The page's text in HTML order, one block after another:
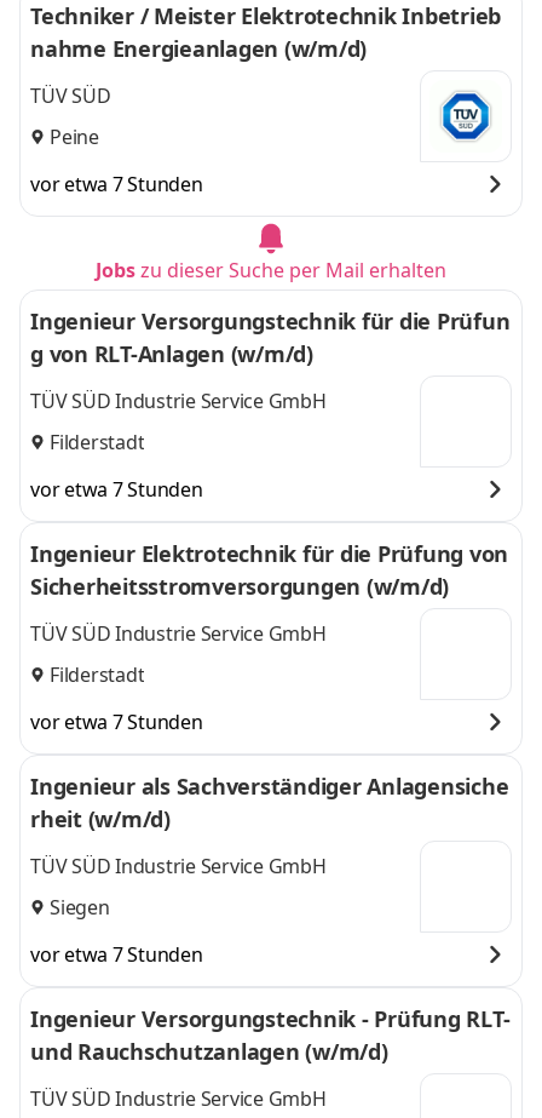
Techniker / Meister Elektrotechnik Inbetrieb
nahme Energieanlagen (w/m/d)
TÜV SÜD
Peine
vor etwa 7 Stunden
Jobszu dieser Suche per Mail erhalten
Ingenieur Versorgungstechnik für die Prüfun
g von RLT-Anlagen (w/m/d)
TÜV SÜD Industrie Service GmbH
Filderstadt
vor etwa 7 Stunden
Ingenieur Elektrotechnik für die Prüfung von
Sicherheitsstromversorgungen (w/m/d)
TÜV SÜD Industrie Service GmbH
Filderstadt
vor etwa 7 Stunden
Ingenieur als Sachverständiger Anlagensiche
rheit (w/m/d)
TÜV SÜD Industrie Service GmbH
Siegen
vor etwa 7 Stunden
Ingenieur Versorgungstechnik - Prüfung RLT-
und Rauchschutzanlagen (w/m/d)
TÜV SÜD Industrie Service GmbH